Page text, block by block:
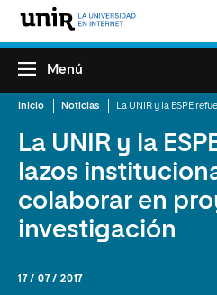
Menú
Inicio Noticias
La UNIR y la
lazos
colaborar en
investigación
17 / 07 / 2017